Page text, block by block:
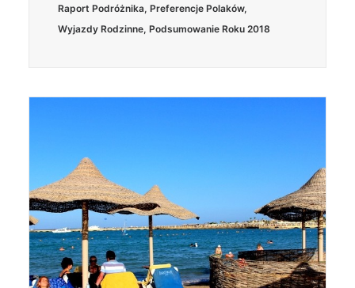
Raport Podróżnika, Preferencje Polaków,
Wyjazdy Rodzinne, Podsumowanie Roku 2018